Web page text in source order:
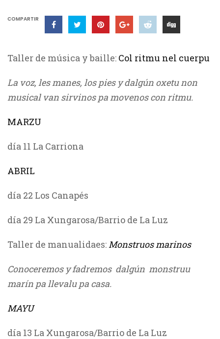
COMPARTIR
Taller de música y baille: Col ritmu nel cuerpu
La voz, les manes, los pies y dalgún oxetu non
musical van sirvinos pa movenos con ritmu.
MARZU
día 11 La Carriona
ABRIL
día 22 Los Canapés
día 29 La Xungarosa/Barrio de La Luz
Taller de manualidaes: Monstruos marinos
Conoceremos y fadremos dalgún monstruu
marín pa llevalu pa casa.
MAYU
día 13 La Xungarosa/Barrio de La Luz